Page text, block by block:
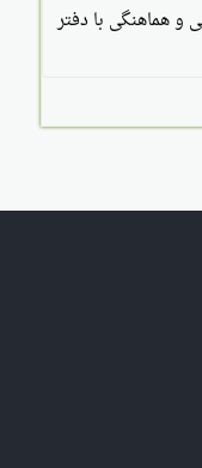
هماهنگی با دفتر